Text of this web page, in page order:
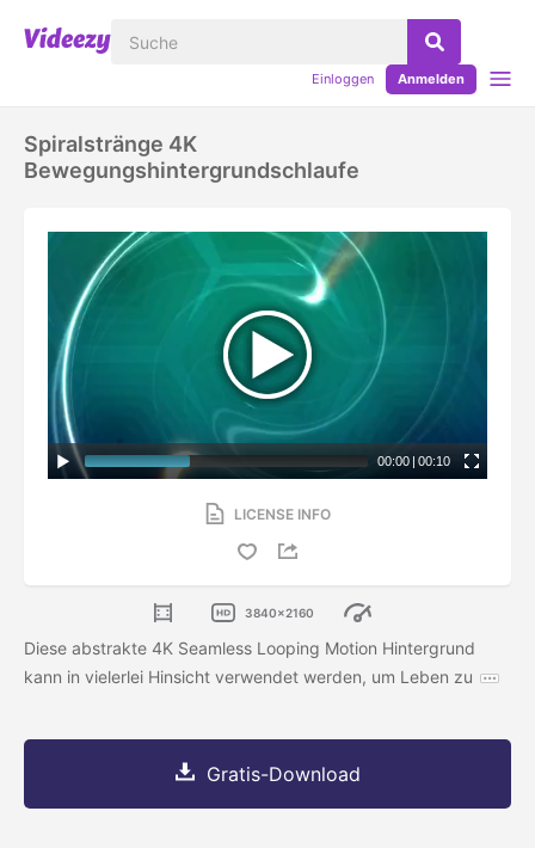
Einloggen Anmelden
Spiralstränge 4K
Bewegungshintergrundschlaufe
00:00 | 00:10
LICENSE INFO
3840x2160
Diese abstrakte 4K Seamless Looping Motion Hintergrund
kann in vielerlei Hinsicht verwendet werden, um Leben zu
Gratis-Download